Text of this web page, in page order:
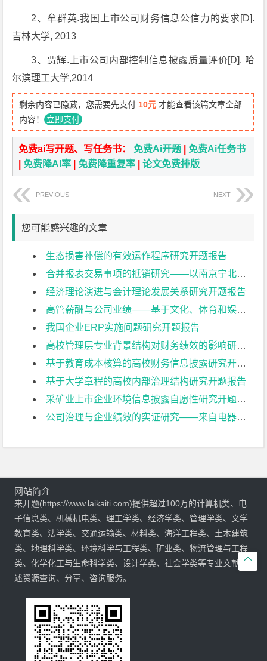
2、牟群英.我国上市公司财务信息公信力的要求[D].
吉林大学, 2013
3、贾辉.上市公司内部控制信息披露质量评价[D]. 哈
尔滨理工大学,2014
剩余内容已隐藏，您需要先支付 10元 才能查看该篇文章全部
内容！ 立即支付
免费ai写开题、写任务书：免费Ai开题 |免费Ai任务书
|免费降AI率 |免费降重复率 |论文免费排版
PREVIOUS NEXT
您可能感兴趣的文章
生态损害补偿的有效运作程序研究开题报告
合并报表交易事项的抵销研究——以南京宁北轨道交通有限公司为例开题报告
经济理论演进与会计理论发展关系研究开题报告
高管薪酬与公司业绩——基于文化、体育和娱乐业上市公司的实证研究开题报告
我国企业ERP实施问题研究开题报告
高校管理层专业背景结构对财务绩效的影响研究开题报告
基于教育成本核算的高校财务信息披露研究开题报告
基于大学章程的高校内部治理结构研究开题报告
采矿业上市企业环境信息披露自愿性研究开题报告
公司治理与企业绩效的实证研究——来自电器机械及器材制造业上市公司的经验证据开题报告

网站简介
来开题(https://www.laikaiti.com)提供超过100万的计算机类、电
子信息类、机械机电类、理工学类、经济学类、管理学类、文学
教育类、法学类、交通运输类、材料类、海洋工程类、土木建筑
类、地理科学类、环境科学与工程类、矿业类、物流管理与工程
类、化学化工与生命科学类、设计学类、社会学类等专业文献综
述资源查询、分享、咨询服务。